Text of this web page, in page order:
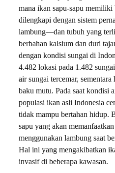
mana ikan sapu-sapu memiliki
dilengkapi dengan sistem
lambung—dan tubuh yang
berbahan kalsium dan duri
dengan kondisi sungai di
4.482 lokasi pada 1.482
air sungai tercemar,
baku mutu. Pada saat kondisi
populasi ikan asli Indonesia
tidak mampu bertahan hidup.
sapu yang akan
menggunakan lambung saat
Hal ini yang mengakibatkan
invasif di beberapa kawasan.